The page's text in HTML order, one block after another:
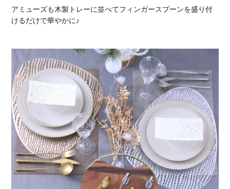
アミューズも木製トレーに並べてフィンガースプーンを盛り付
けるだけで華やかに♪